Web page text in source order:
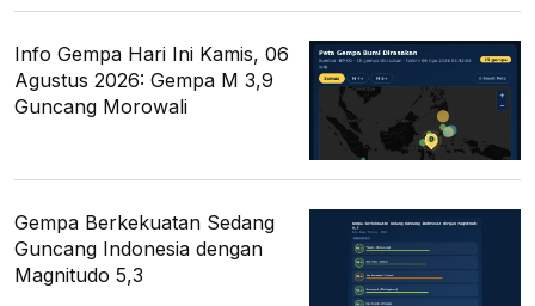
Info Gempa Hari Ini Kamis, 06
Agustus 2026: Gempa M 3,9
Guncang Morowali
Gempa Berkekuatan Sedang
Guncang Indonesia dengan
Magnitudo 5,3